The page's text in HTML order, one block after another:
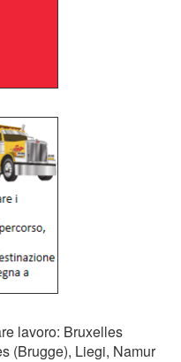
lavoro: Bruxelles
(Brugge), Liegi, Namur